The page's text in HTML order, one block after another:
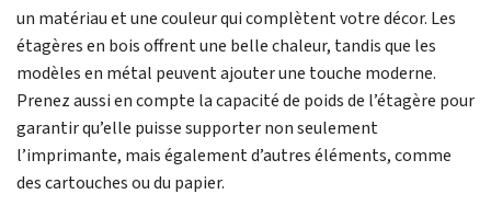
un matériau et une couleur qui complètent votre décor. Les
étagères en bois offrent une belle chaleur, tandis que les
modèles en métal peuvent ajouter une touche moderne.
Prenez aussi en compte la capacité de poids de l’étagère pour
garantir qu’elle puisse supporter non seulement
l’imprimante, mais également d’autres éléments, comme
des cartouches ou du papier.